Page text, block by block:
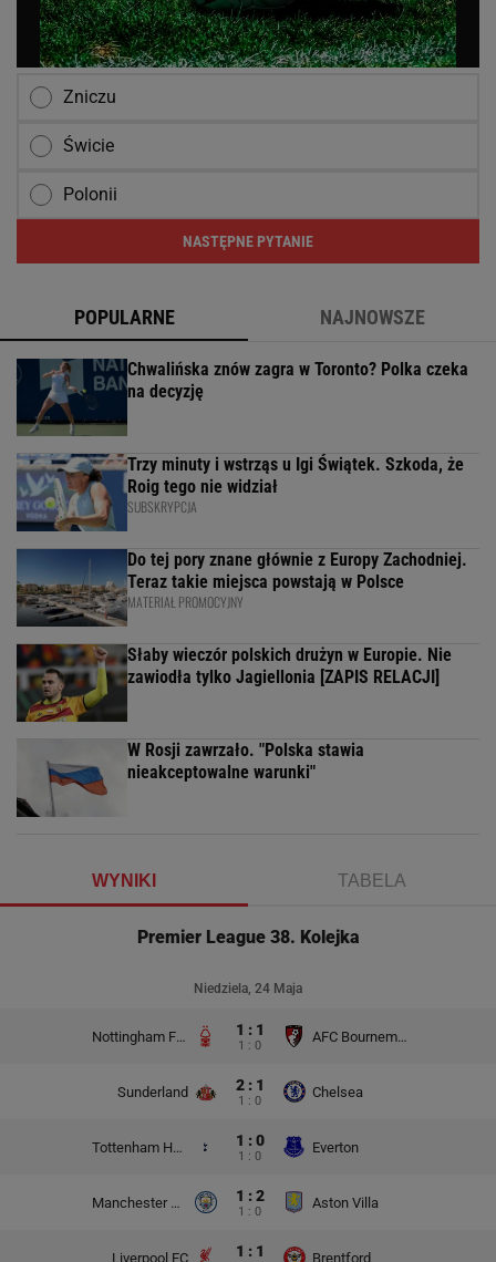
Zniczu
Świcie
Polonii
NASTĘPNE PYTANIE
POPULARNE NAJNOWSZE
Chwalińska znów zagra w Toronto? Polka czeka
na decyzję
Trzy minuty i wstrząs u Igi Świątek. Szkoda, że
Roig tego nie widział
SUBSKRYPCJA
Do tej pory znane głównie z Europy Zachodniej.
Teraz takie miejsca powstają w Polsce
MATERIAŁ PROMOCYJNY
Słaby wieczór polskich drużyn w Europie. Nie
zawiodła tylko Jagiellonia [ZAPIS RELACJI]
W Rosji zawrzało. "Polska stawia
nieakceptowalne warunki"
WYNIKI TABELA
Premier League 38. Kolejka
Niedziela, 24 Maja
Nottingham Forest 1 : 1
1 : 0
AFC Bournemouth
Sunderland 2 : 1
1 : 0
Chelsea
Tottenham Hotspur 1 : 0
1 : 0
Everton
Manchester City 1 : 2
1 : 0
Aston Villa
Liverpool FC 1 : 1 Brentford